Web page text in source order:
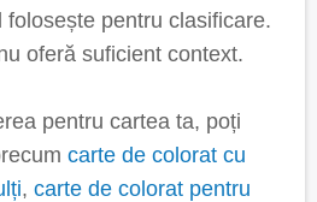
pentru clasificare.
oferă suficient context.
pentru cartea ta, poți
carte de colorat cu
, carte de colorat pentru